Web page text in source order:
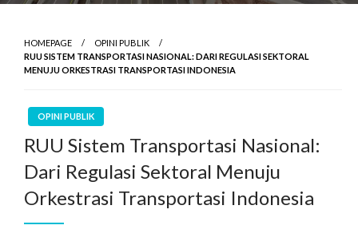
HOMEPAGE
OPINI PUBLIK
RUU SISTEM TRANSPORTASI NASIONAL: DARI REGULASI SEKTORAL
MENUJU ORKESTRASI TRANSPORTASI INDONESIA
OPINI PUBLIK
RUU Sistem Transportasi Nasional:
Dari Regulasi Sektoral Menuju
Orkestrasi Transportasi Indonesia